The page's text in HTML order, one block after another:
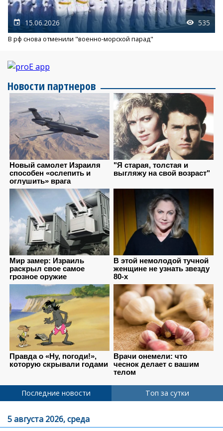
15.06.2026 535
В рф снова отменили "военно-морской парад"
Новости партнеров
Последние новости Топ за сутки
5 августа 2026, среда